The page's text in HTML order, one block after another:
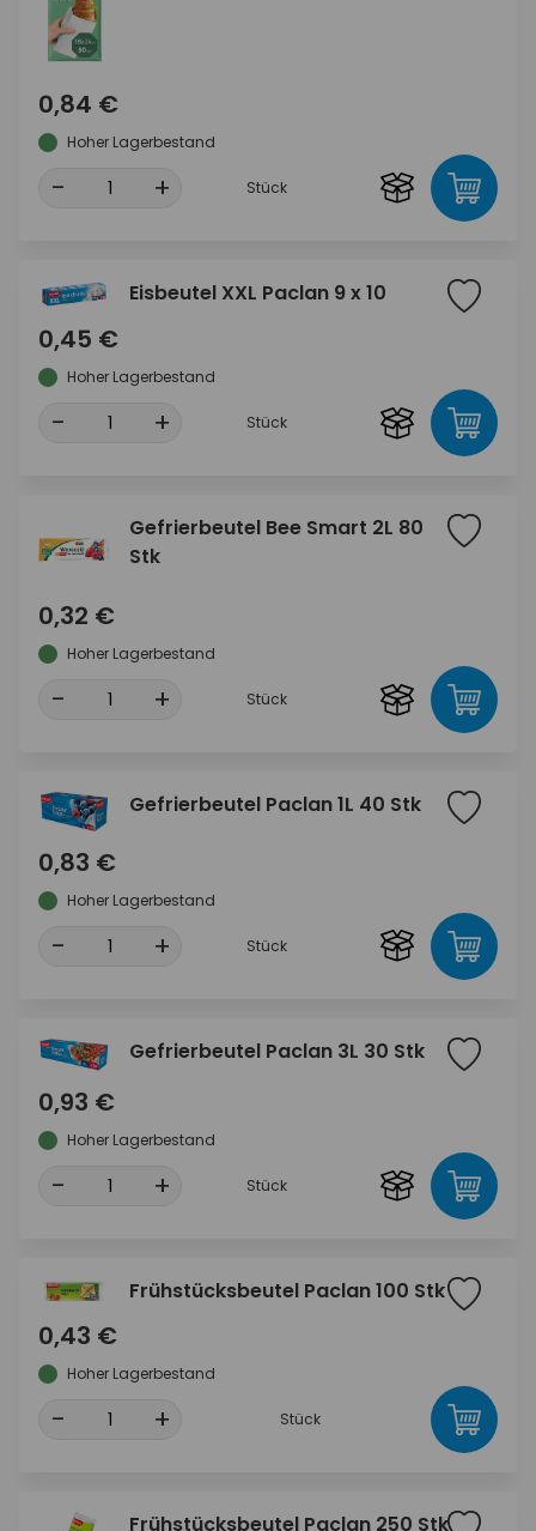
0,84 €
Hoher Lagerbestand
- + Stück
Eisbeutel XXL Paclan 9 x 10
0,45 €
Hoher Lagerbestand
- + Stück
Gefrierbeutel Bee Smart 2L 80
Stk
0,32 €
Hoher Lagerbestand
- + Stück
Gefrierbeutel Paclan 1L 40 Stk
0,83 €
Hoher Lagerbestand
- + Stück
Gefrierbeutel Paclan 3L 30 Stk
0,93 €
Hoher Lagerbestand
- + Stück
Frühstücksbeutel Paclan 100 Stk
0,43 €
Hoher Lagerbestand
- + Stück
Frühstücksbeutel Paclan 250 Stk